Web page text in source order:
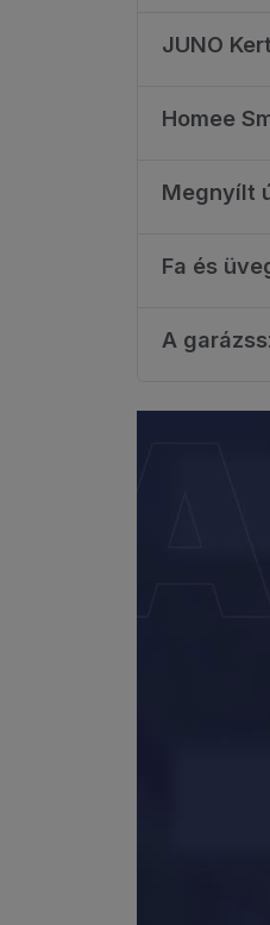
JUNO
Homee
Megnyílt
Fa és
A